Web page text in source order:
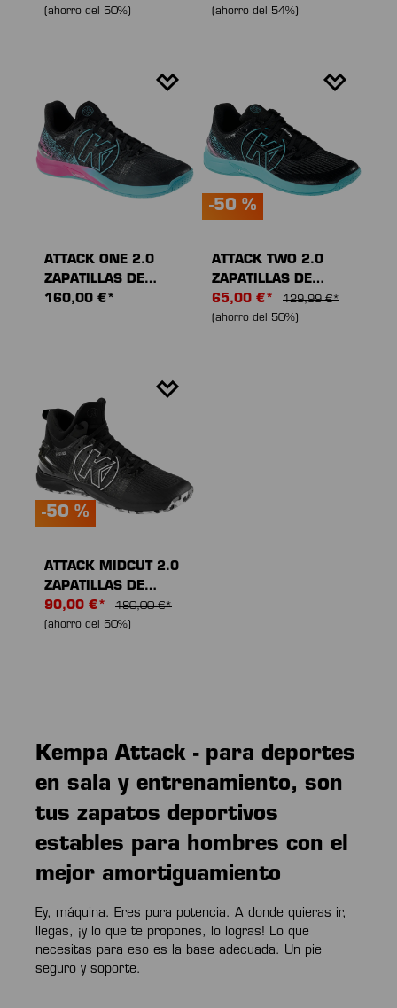
(ahorro del 50%) (ahorro del 54%)
ATTACK ONE 2.0
ZAPATILLAS DE
DEPORTE
160,00 €*
-50 %
ATTACK TWO 2.0
ZAPATILLAS DE
DEPORTE
65,00 €*
129,99 €*
(ahorro del 50%)
-50 %
ATTACK MIDCUT 2.0
ZAPATILLAS DE
DEPORTE
90,00 €*
180,00 €*
(ahorro del 50%)
Kempa Attack - para deportes
en sala y entrenamiento, son
tus zapatos deportivos
estables para hombres con el
mejor amortiguamiento
Ey, máquina. Eres pura potencia. A donde quieras ir,
llegas, ¡y lo que te propones, lo logras! Lo que
necesitas para eso es la base adecuada. Un pie
seguro y soporte.